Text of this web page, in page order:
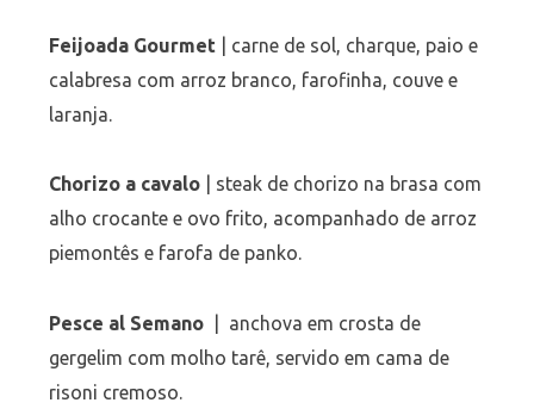
Feijoada Gourmet| carne de sol, charque, paio e
calabresa com arroz branco, farofinha, couve e
laranja.
Chorizo a cavalo| steak de chorizo na brasa com
alho crocante e ovo frito, acompanhado de arroz
piemontês e farofa de panko.
Pesce al Semano| anchova em crosta de
gergelim com molho tarê, servido em cama de
risoni cremoso.